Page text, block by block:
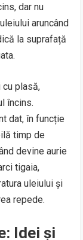
dar nu
aruncând
la suprafață
cu plasă,
încins.
dat, în funcție
timp de
devine aurie
tigaia,
uleiului și
repede.
Idei și